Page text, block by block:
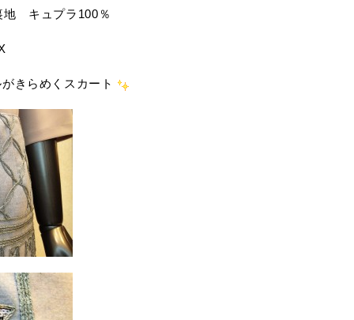
キュプラ100％
きらめくスカート